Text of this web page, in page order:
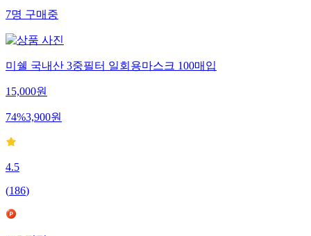
7명구매중
미쉘 국내산 3중필터 일회용마스크 100매입
15,000원
74%3,900원
4.5
(186)